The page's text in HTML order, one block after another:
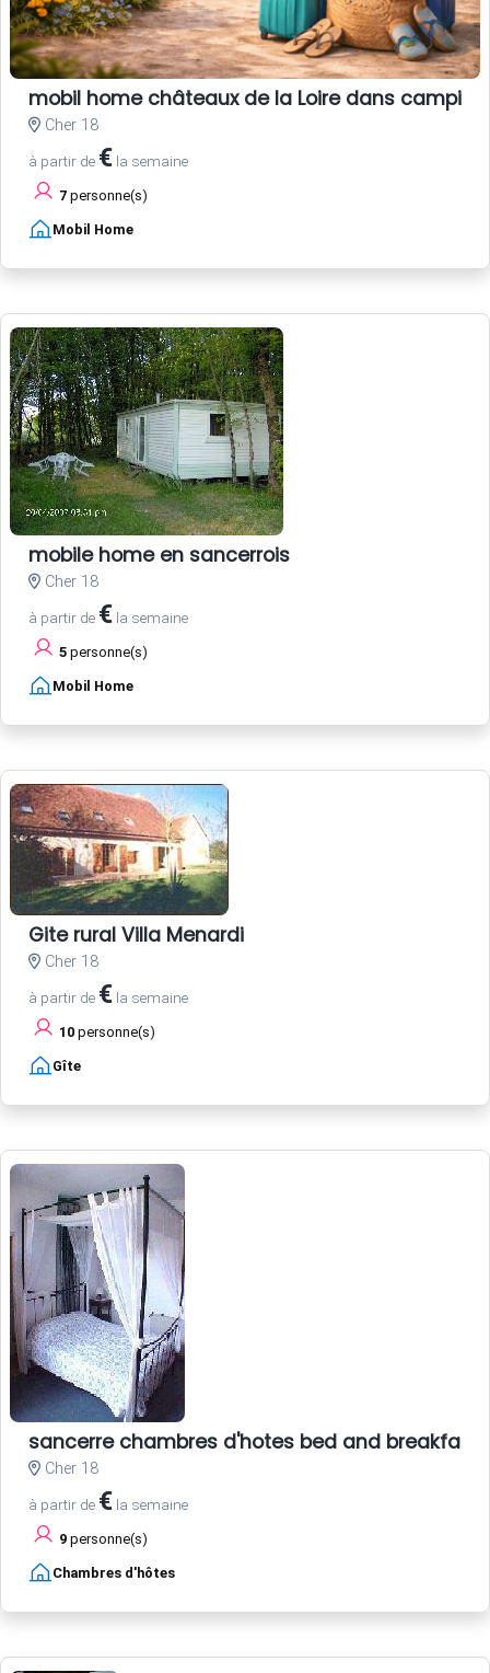
mobil home châteaux de la Loire dans
Cher 18
à partir de € la semaine
7 personne(s)
Mobil Home
mobile home en sancerrois
Cher 18
à partir de € la semaine
5 personne(s)
Mobil Home
Gite rural Villa Menardi
Cher 18
à partir de € la semaine
10 personne(s)
Gîte
sancerre chambres d'hotes bed and breakfast
Cher 18
à partir de € la semaine
9 personne(s)
Chambres d'hôtes